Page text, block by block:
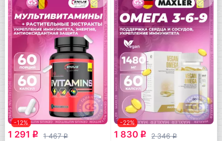
-12%
1 291 q 1 467q
-22%
1 830 q 2 346q